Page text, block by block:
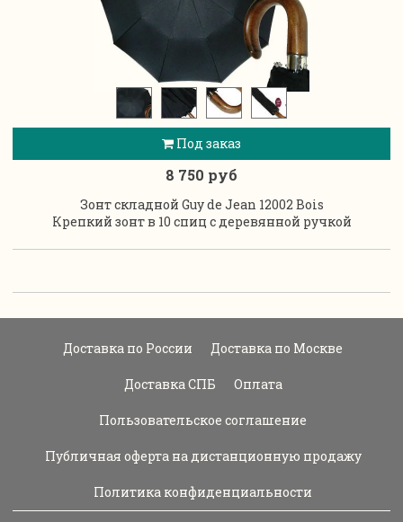
Под заказ
8 750 руб
Зонт складной Guy de Jean 12002 Bois
Крепкий зонт в 10 спиц с деревянной ручкой
Доставка по России Доставка по Москве
Доставка СПБ Оплата
Пользовательское соглашение
Публичная оферта на дистанционную продажу
Политика конфиденциальности